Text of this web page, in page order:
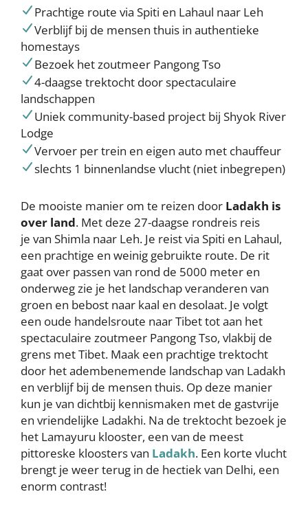
Prachtige route via Spiti en Lahaul naar Leh
Verblijf bij de mensen thuis in authentieke
homestays
Bezoek het zoutmeer Pangong Tso
4-daagse trektocht door spectaculaire
landschappen
Uniek community-based project bij Shyok River
Lodge
Vervoer per trein en eigen auto met chauffeur
slechts 1 binnenlandse vlucht (niet inbegrepen)
De mooiste manier om te reizen door Ladakh is
over land. Met deze 27-daagse rondreis reis
je van Shimla naar Leh. Je reist via Spiti en Lahaul,
een prachtige en weinig gebruikte route. De rit
gaat over passen van rond de 5000 meter en
onderweg zie je het landschap veranderen van
groen en bebost naar kaal en desolaat. Je volgt
een oude handelsroute naar Tibet tot aan het
spectaculaire zoutmeer Pangong Tso, vlakbij de
grens met Tibet. Maak een prachtige trektocht
door het adembenemende landschap van Ladakh
en verblijf bij de mensen thuis. Op deze manier
kun je van dichtbij kennismaken met de gastvrije
en vriendelijke Ladakhi. Na de trektocht bezoek je
het Lamayuru klooster, een van de meest
pittoreske kloosters van Ladakh. Een korte vlucht
brengt je weer terug in de hectiek van Delhi, een
enorm contrast!